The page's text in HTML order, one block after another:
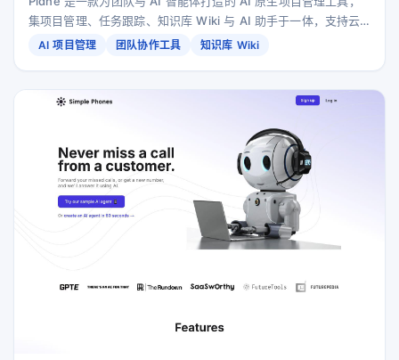
集项目管理、任务跟踪、知识库 Wiki 与 AI 助手于一体，支持云
端部署、自建与离线隔离环境。
AI 项目管理 团队协作工具 知识库 Wiki